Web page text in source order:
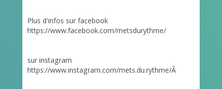
Plus d'infos sur facebook
https://www.facebook.com/metsdurythme/
sur instagram
https://www.instagram.com/mets.du.rythme/Â